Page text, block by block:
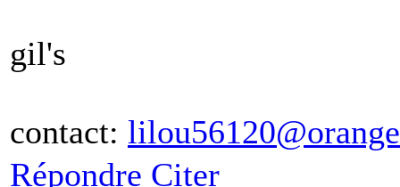
gil's
contact:
Répondre Citer